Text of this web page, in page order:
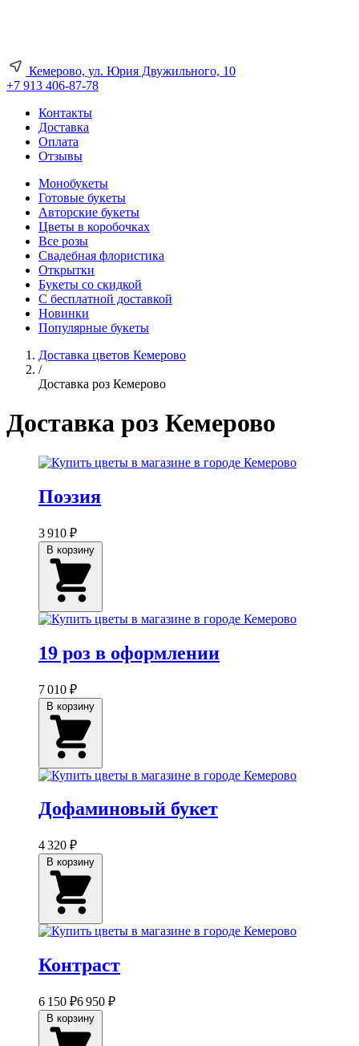
Кемерово, ул. Юрия Двужильного, 10
+7 913 406-87-78
Контакты
Доставка
Оплата
Отзывы
Монобукеты
Готовые букеты
Авторские букеты
Цветы в коробочках
Все розы
Свадебная флористика
Открытки
Букеты со скидкой
С бесплатной доставкой
Новинки
Популярные букеты
Доставка цветов Кемерово
/
Доставка роз Кемерово
Доставка роз Кемерово
Поэзия
3 910 ₽
19 роз в оформлении
7 010 ₽
Дофаминовый букет
4 320 ₽
Контраст
6 150 ₽6 950 ₽